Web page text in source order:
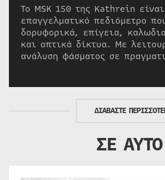
Το MSK 150 της Kathrein
επαγγελματικό πεδιόμετρο
δορυφορικά, επίγεια,
και οπτικά δίκτυα. Με
ανάλυση φάσματος σε
ΔΙΑΒΑΣΤΕ
ΣΕ